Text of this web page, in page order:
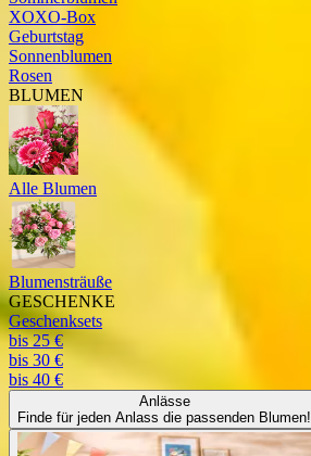
XOXO-Box
Geburtstag
Sonnenblumen
Rosen
BLUMEN
Alle Blumen
Blumensträuße
GESCHENKE
Geschenksets
bis 25 €
bis 30 €
bis 40 €
Anlässe
Finde für jeden Anlass die passenden Blumen!